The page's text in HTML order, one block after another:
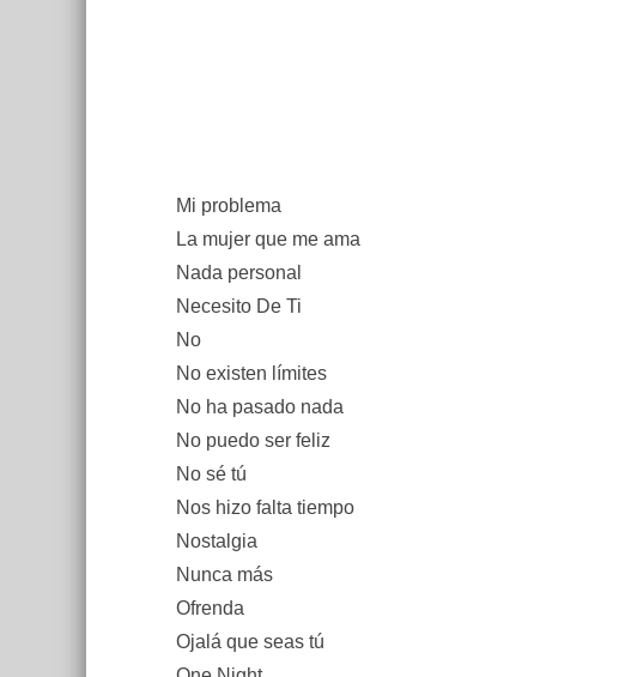
Mi problema
La mujer que me ama
Nada personal
Necesito De Ti
No
No existen límites
No ha pasado nada
No puedo ser feliz
No sé tú
Nos hizo falta tiempo
Nostalgia
Nunca más
Ofrenda
Ojalá que seas tú